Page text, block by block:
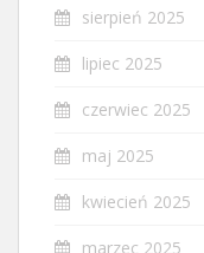
sierpień 2025
lipiec 2025
czerwiec 2025
maj 2025
kwiecień 2025
marzec 2025